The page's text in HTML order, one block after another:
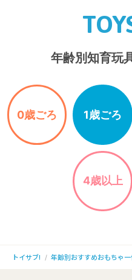
年齢別知育玩
0歳ごろ 1歳ごろ
4歳以上
トイサブ! 年齢別おすすめおもちゃ